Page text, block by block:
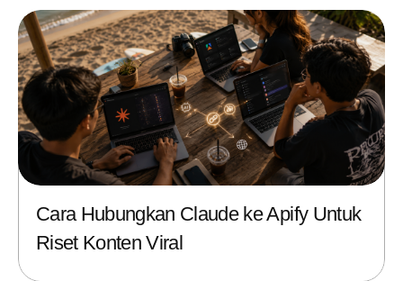
Cara Hubungkan Claude ke Apify Untuk
Riset Konten Viral